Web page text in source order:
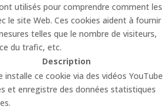
utilisés pour comprendre comment les
le site Web. Ces cookies aident à fournir
telles que le nombre de visiteurs,
du trafic, etc.
Description
installe ce cookie via des vidéos YouTube
et enregistre des données statistiques